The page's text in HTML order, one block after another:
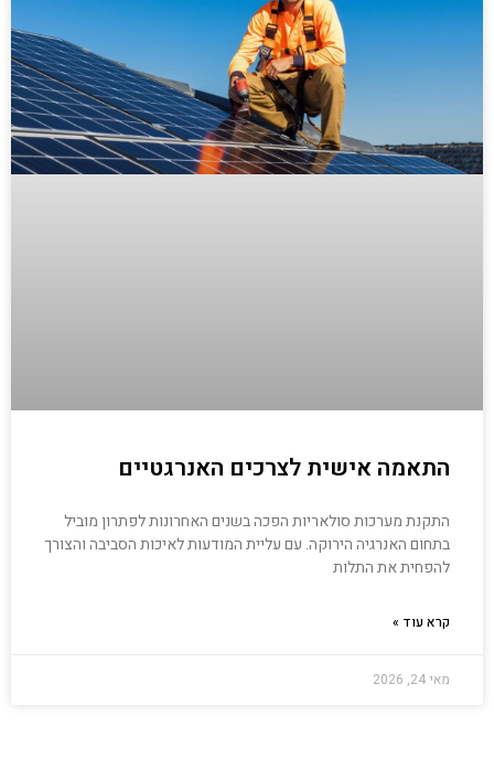
התאמה אישית לצרכים האנרגטיים
התקנת מערכות סולאריות הפכה בשנים האחרונות לפתרון מוביל
בתחום האנרגיה הירוקה. עם עליית המודעות לאיכות הסביבה והצורך
להפחית את התלות
קרא עוד »
מאי 24, 2026